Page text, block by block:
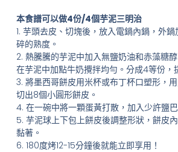
本食譜可以做4份/4個芋泥三明治
1. 芋頭去皮、切塊後，放入電鍋內鍋，外鍋
碎的熟度。
2. 熱騰騰的芋泥中加入無鹽奶油和赤藻糖
在芋泥中加點牛奶攪拌均勻。分成4等份，
3. 將墨西哥餅皮用米杯或布丁杯口塑形，
切出8個小圓形餅皮。
4. 在一碗中將一顆蛋黃打散，加入少許鹽
5. 芋泥球上下包上餅皮後調整形狀，餅皮
黏著。
6. 180度烤12-15分鐘後就能立即享用！